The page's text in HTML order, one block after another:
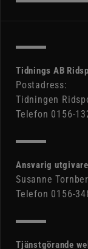
Tidnings AB
Postadress:
Tidningen
Telefon 0156-
Ansvarig utgivare
Susanne
Telefon 0156-
Tjänstgörande